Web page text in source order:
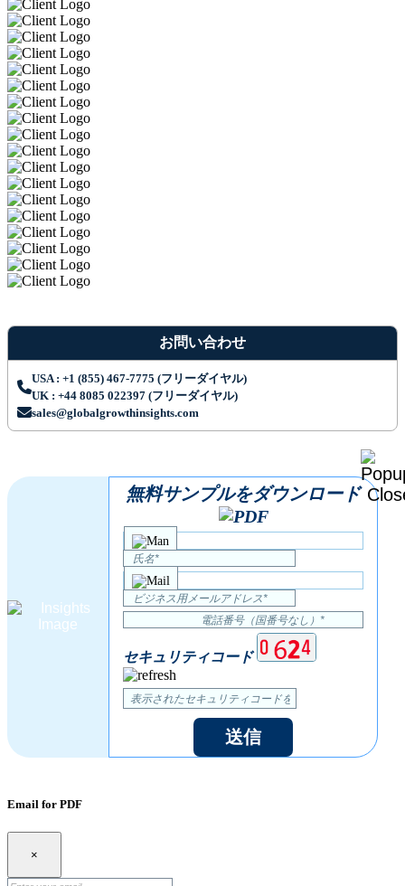
お問い合わせ
USA : +1 (855) 467-7775 (フリーダイヤル)
UK : +44 8085 022397 (フリーダイヤル)
sales@globalgrowthinsights.com
無料サンプルをダウンロード
セキュリティコード
送信
Email for PDF
×